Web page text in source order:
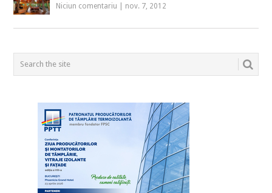
Niciun comentariu nov. 7, 2012